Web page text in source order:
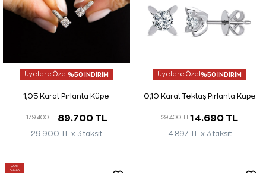
Üyelere Özel %50 İNDİRİM
1,05 Karat Pırlanta Küpe
179.400 TL 89.700 TL
29.900 TL x 3 taksit
Üyelere Özel %50 İNDİRİM
0,10 Karat Tektaş Pırlanta Küpe
29.400 TL 14.690 TL
4.897 TL x 3 taksit
ÇOK
SATAN